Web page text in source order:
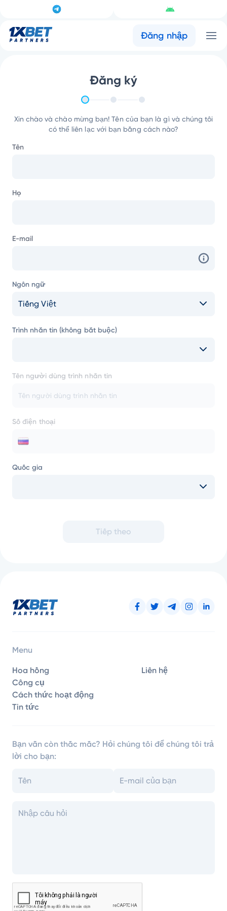
Đăng nhập
Đăng ký
Xin chào và chào mừng bạn! Tên của bạn là gì và chúng tôi
có thể liên lạc với bạn bằng cách nào?
Tên
Họ
E-mail
Ngôn ngữ
Tiếng Việt
Trình nhắn tin (không bắt buộc)
Tên người dùng trình nhắn tin
Số điện thoại
Quốc gia
Tiếp theo
Menu
Hoa hồng
Công cụ
Cách thức hoạt động
Tin tức
Liên hệ
Bạn vẫn còn thắc mắc? Hỏi chúng tôi để chúng tôi trả
lời cho bạn: